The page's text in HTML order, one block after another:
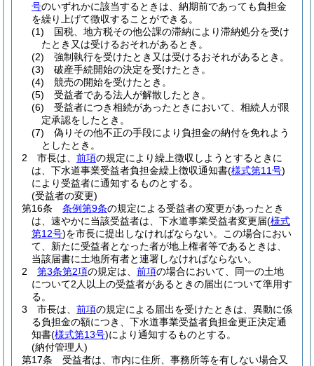
号のいずれかに該当するときは、納期前であっても負担金
を繰り上げて徴収することができる。
(1)
国税、地方税その他公課の滞納により滞納処分を受け
たとき又は受けるおそれがあるとき。
(2)
強制執行を受けたとき又は受けるおそれがあるとき。
(3)
破産手続開始の決定を受けたとき。
(4)
競売の開始を受けたとき。
(5)
受益者である法人が解散したとき。
(6)
受益者につき相続があったときにおいて、相続人が限
定承認をしたとき。
(7)
偽りその他不正の手段により負担金の納付を免れよう
としたとき。
2
市長は、 前項の規定により繰上徴収しようとするときに
は、下水道事業受益者負担金繰上徴収通知書(様式第11号)
により受益者に通知するものとする。
(受益者の変更)
第16条
条例第9条の規定による受益者の変更があったとき
は、速やかに当該受益者は、下水道事業受益者変更届(様式
第12号)を市長に提出しなければならない。
この場合におい
て、新たに受益者となった者が地上権者等であるときは、
当該届書に土地所有者と連署しなければならない。
2
第3条第2項の規定は、 前項の場合において、同一の土地
について2人以上の受益者があるときの届出について準用す
る。
3
市長は、 前項の規定による届出を受けたときは、異動に係
る負担金の額につき、下水道事業受益者負担金更正決定通
知書(様式第13号)により通知するものとする。
(納付管理人)
第17条
受益者は、市内に住所、事務所等を有しない場合又